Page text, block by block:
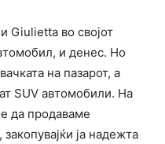
Giuliettа во својот
и денес. Но
на пазарот, а
SUV автомобили. На
да продаваме
ја надежта